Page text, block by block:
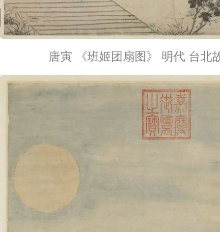
唐寅 《班姬团扇图》 明代 台北